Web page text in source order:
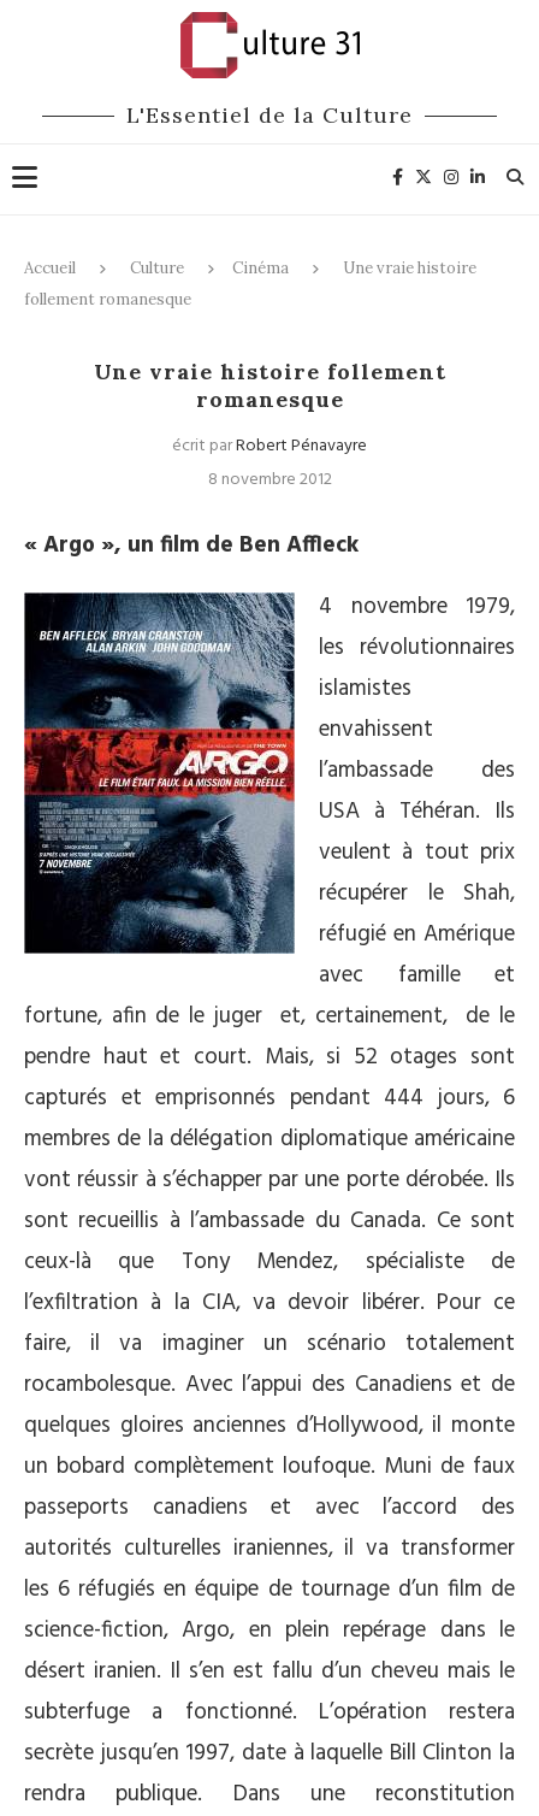
L'Essentiel de la Culture
Accueil Culture Cinéma
Une vraie histoire
follement romanesque
Une vraie histoire follement
romanesque
écrit parRobert Pénavayre
8 novembre 2012
« Argo », un film de Ben Affleck
4 novembre 1979,
les révolutionnaires
islamistes
envahissent
l’ambassade des
USA à Téhéran. Ils
veulent à tout prix
récupérer le Shah,
réfugié en Amérique
avec famille et
fortune, afin de le juger et, certainement, de le
pendre haut et court. Mais, si 52 otages sont
capturés et emprisonnés pendant 444 jours, 6
membres de la délégation diplomatique américaine
vont réussir à s’échapper par une porte dérobée. Ils
sont recueillis à l’ambassade du Canada. Ce sont
ceux-là que Tony Mendez, spécialiste de
l’exfiltration à la CIA, va devoir libérer. Pour ce
faire, il va imaginer un scénario totalement
rocambolesque. Avec l’appui des Canadiens et de
quelques gloires anciennes d’Hollywood, il monte
un bobard complètement loufoque. Muni de faux
passeports canadiens et avec l’accord des
autorités culturelles iraniennes, il va transformer
les 6 réfugiés en équipe de tournage d’un film de
science-fiction, Argo, en plein repérage dans le
désert iranien. Il s’en est fallu d’un cheveu mais le
subterfuge a fonctionné. L’opération restera
secrète jusqu’en 1997, date à laquelle Bill Clinton la
rendra publique. Dans une reconstitution